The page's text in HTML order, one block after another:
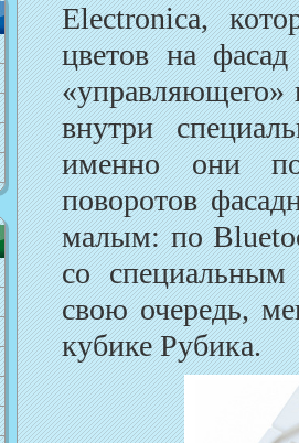
Electronica,
цветов на
«управляющего»
внутри
именно они
поворотов
малым: по
со
свою очередь,
кубике Рубика.